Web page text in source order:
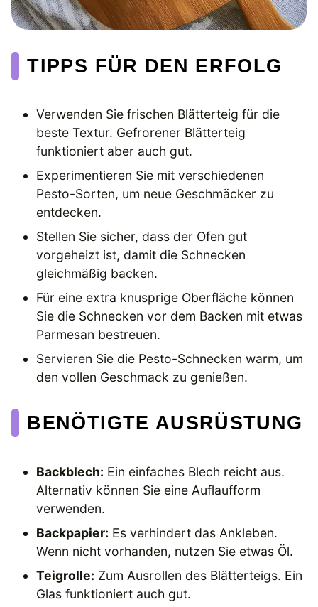
TIPPS FÜR DEN ERFOLG
Verwenden Sie frischen Blätterteig für die
beste Textur. Gefrorener Blätterteig
funktioniert aber auch gut.
Experimentieren Sie mit verschiedenen
Pesto-Sorten, um neue Geschmäcker zu
entdecken.
Stellen Sie sicher, dass der Ofen gut
vorgeheizt ist, damit die Schnecken
gleichmäßig backen.
Für eine extra knusprige Oberfläche können
Sie die Schnecken vor dem Backen mit etwas
Parmesan bestreuen.
Servieren Sie die Pesto-Schnecken warm, um
den vollen Geschmack zu genießen.
BENÖTIGTE AUSRÜSTUNG
Backblech: Ein einfaches Blech reicht aus.
Alternativ können Sie eine Auflaufform
verwenden.
Backpapier: Es verhindert das Ankleben.
Wenn nicht vorhanden, nutzen Sie etwas Öl.
Teigrolle: Zum Ausrollen des Blätterteigs. Ein
Glas funktioniert auch gut.